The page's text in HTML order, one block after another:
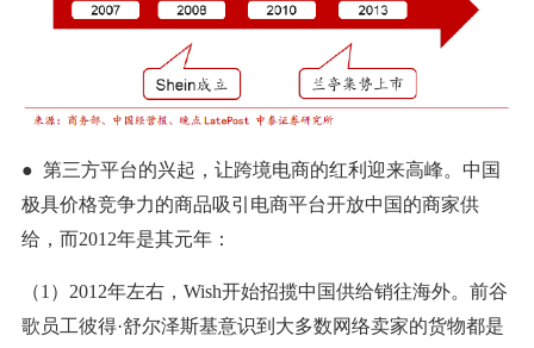
● 第三方平台的兴起，让跨境电商的红利迎来高峰。中国
极具价格竞争力的商品吸引电商平台开放中国的商家供
给，而2012年是其元年：
（1）2012年左右，Wish开始招揽中国供给销往海外。前谷
歌员工彼得·舒尔泽斯基意识到大多数网络卖家的货物都是